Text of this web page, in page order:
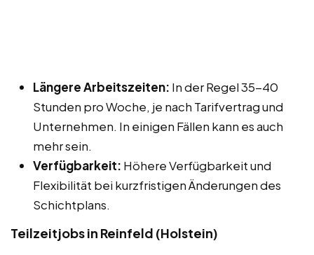
Längere Arbeitszeiten: In der Regel 35-40
Stunden pro Woche, je nach Tarifvertrag und
Unternehmen. In einigen Fällen kann es auch
mehr sein.
Verfügbarkeit: Höhere Verfügbarkeit und
Flexibilität bei kurzfristigen Änderungen des
Schichtplans.
Teilzeitjobs in Reinfeld (Holstein)